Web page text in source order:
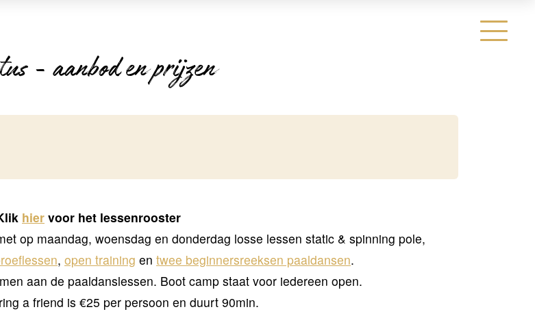
- aanbod en prijzen
hier voor het lessenrooster
op maandag, woensdag en donderdag losse lessen static & spinning pole,
, open training en twee beginnersreeksen paaldansen.
aan de paaldanslessen. Boot camp staat voor iedereen open.
a friend is €25 per persoon en duurt 90min.